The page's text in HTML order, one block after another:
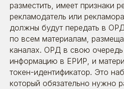
разместить, имеет признаки
рекламодатель или
должны будут передать в
по всем материалам,
каналах. ОРД в свою очередь
информацию в ЕРИР, и
токен-идентификатор. Это
который обязательно нужно